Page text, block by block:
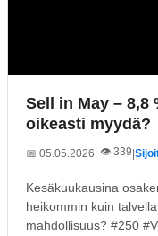
Sell in May – 8,8
oikeasti myydä?
📅 05.05.2026 | 👁️ 339|
Kesäkuukausina
heikommin kuin
mahdollisuus? #250